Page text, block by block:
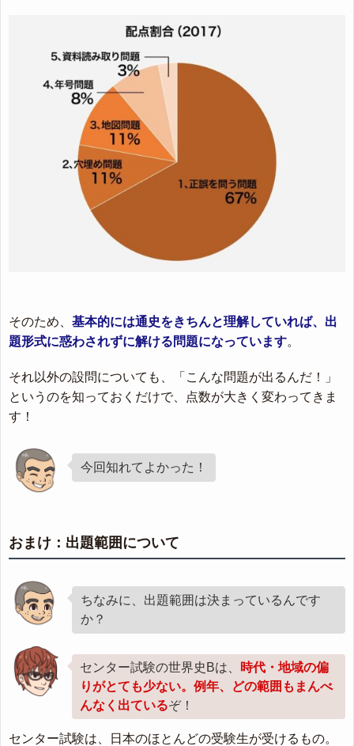
そのため、 基本的には通史をきちんと理解していれば、出
題形式に惑わされずに解ける問題になっています。
それ以外の設問についても、「こんな問題が出るんだ！」
というのを知っておくだけで、点数が大きく変わってきま
す！
今回知れてよかった！
おまけ：出題範囲について
ちなみに、出題範囲は決まっているんです
か？
センター試験の世界史Bは、
時代・地域の偏
りがとても少ない。例年、どの範囲もまんべ
んなく出ているぞ！
センター試験は、日本のほとんどの受験生が受けるもの。